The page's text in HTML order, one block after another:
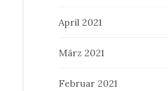
April 2021
März 2021
Februar 2021